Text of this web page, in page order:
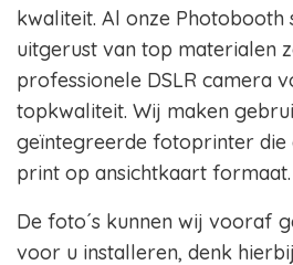
kwaliteit. Al onze Photobooth
uitgerust van top materialen
professionele DSLR camera
topkwaliteit. Wij maken
geïntegreerde fotoprinter die
print op ansichtkaart formaat.
De foto´s kunnen wij vooraf
voor u installeren, denk